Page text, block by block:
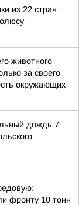
из 22 стран
животного
за своего
окружающих
дождь 7
фронту 10 тонн